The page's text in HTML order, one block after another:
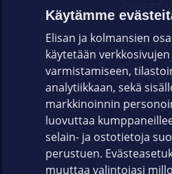
OHJEET
Käytämme
Elisan ja kolmansien
käytetään
varmistamiseen,
analytiikkaan, sekä
markkinoinnin
luovuttaa
selain- ja ostotietoja
perustuen.
muuttaa valintojasi